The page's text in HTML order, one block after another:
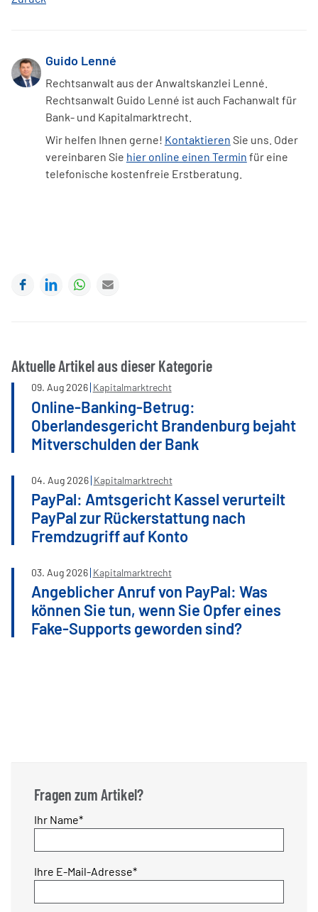
Guido Lenné
Rechtsanwalt aus der Anwaltskanzlei Lenné.
Rechtsanwalt Guido Lenné ist auch Fachanwalt für
Bank- und Kapitalmarktrecht.
Wir helfen Ihnen gerne! Kontaktieren Sie uns. Oder
vereinbaren Sie hier online einen Termin für eine
telefonische kostenfreie Erstberatung.
FacebookLinkedInWhatsApp
Aktuelle Artikel aus dieser Kategorie
09. Aug2026 Kapitalmarktrecht
Online-Banking-Betrug:
Oberlandesgericht Brandenburg bejaht
Mitverschulden der Bank
04. Aug2026 Kapitalmarktrecht
PayPal: Amtsgericht Kassel verurteilt
PayPal zur Rückerstattung nach
Fremdzugriff auf Konto
03. Aug2026 Kapitalmarktrecht
Angeblicher Anruf von PayPal: Was
können Sie tun, wenn Sie Opfer eines
Fake-Supports geworden sind?
Fragen zum Artikel?
Pflichtfeld
Ihr Name*
Pflichtfeld
Ihre E-Mail-Adresse*